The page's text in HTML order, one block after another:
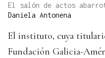
El salón de actos
Daniela Antonena
El instituto, cuya
Fundación Galicia-